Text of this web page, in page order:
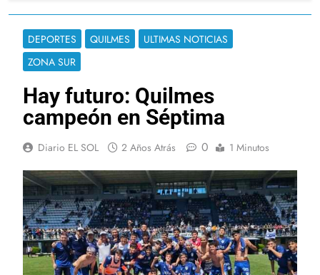
DEPORTES QUILMES
ULTIMAS NOTICIAS
ZONA SUR
Hay futuro: Quilmes
campeón en Séptima
Diario EL SOL 2 Años Atrás 0 1 Minutos